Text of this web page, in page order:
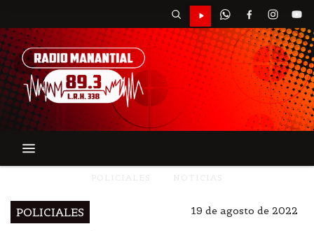
POLICIALES 19 de agosto de 2022